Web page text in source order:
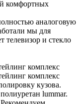
комфортных
аналоговую
мы для
телевизор и стекло
комплекс
комплекс
кузова.
lummar.